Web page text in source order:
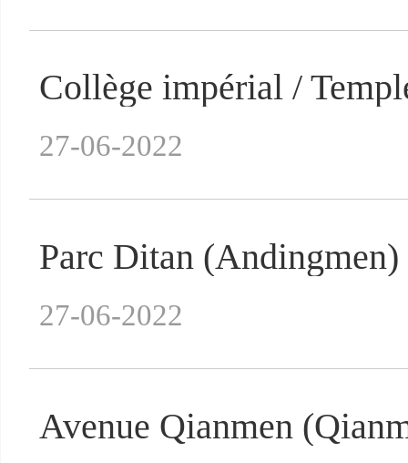
Collège impérial /
27-06-2022
Parc Ditan (Andingmen)
27-06-2022
Avenue Qianmen